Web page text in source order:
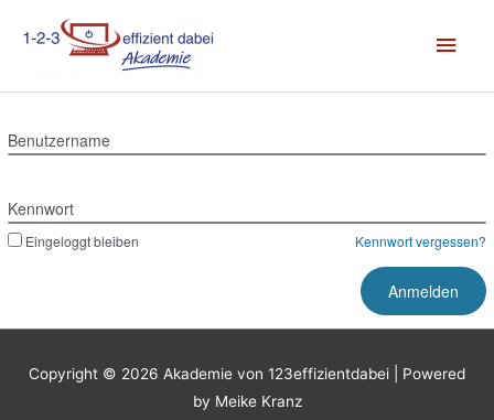
Inhalt
Benutzername
Kennwort
Eingeloggt bleiben Kennwort vergessen?
Copyright © 2026 Akademie von 123effizientdabei | Powered
by Meike Kranz